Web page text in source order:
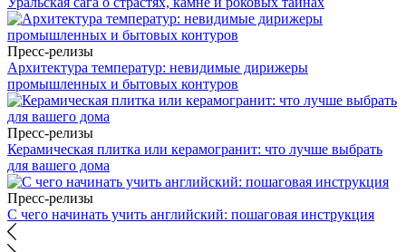
Пресс-релизы
Архитектура температур: невидимые дирижеры
промышленных и бытовых контуров
Пресс-релизы
Керамическая плитка или керамогранит: что лучше выбрать
для вашего дома
Пресс-релизы
С чего начинать учить английский: пошаговая инструкция